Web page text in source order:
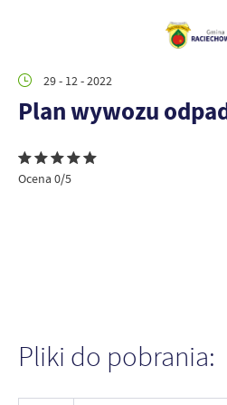
29 - 12 - 2022
Plan wywozu
Ocena 0/5
Pliki do pobrania: